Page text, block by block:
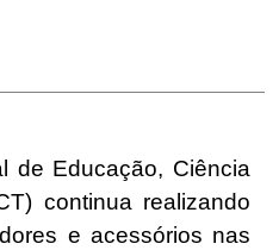
de Educação, Ciência
continua realizando
e acessórios nas